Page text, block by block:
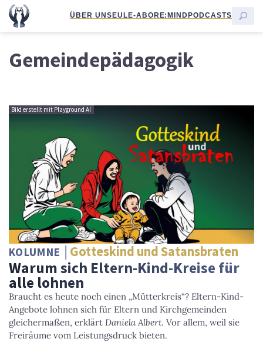
ÜBER UNSEULE-ABORE:MINDPODCASTS
Gemeindepädagogik
Bild erstellt mit Playground AI
KOLUMNE Gotteskind und Satansbraten
Warum sich Eltern-Kind-Kreise für
alle lohnen
Braucht es heute noch einen „Mütterkreis“? Eltern-Kind-
Angebote lohnen sich für Eltern und Kirchgemeinden
gleichermaßen, erklärt Daniela Albert. Vor allem, weil sie
Freiräume vom Leistungsdruck bieten.